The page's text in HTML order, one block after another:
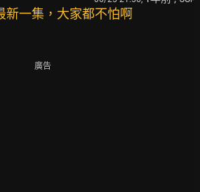
新一集，大家都不怕啊
廣告